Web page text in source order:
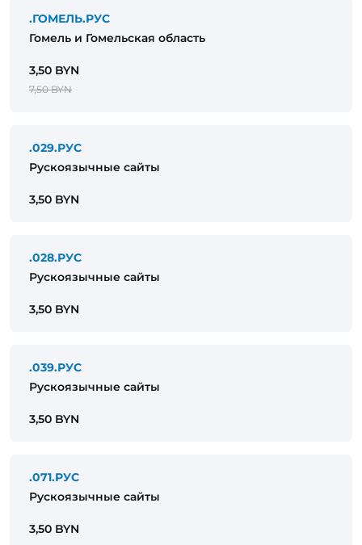
.ГОМЕЛЬ.РУС
Гомель и Гомельская область
3,50 BYN
7,50 BYN
.029.РУС
Рускоязычные сайты
3,50 BYN
.028.РУС
Рускоязычные сайты
3,50 BYN
.039.РУС
Рускоязычные сайты
3,50 BYN
.071.РУС
Рускоязычные сайты
3,50 BYN